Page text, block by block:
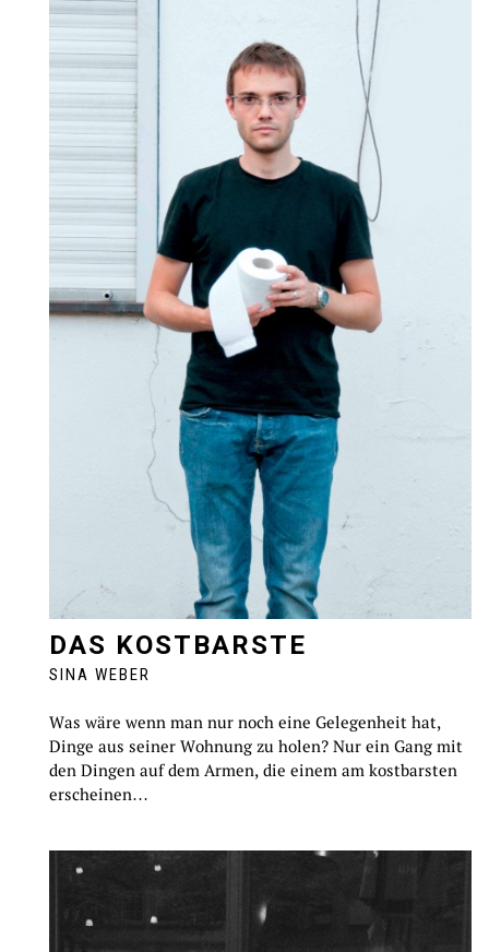
DAS KOSTBARSTE
SINA WEBER
Was wäre wenn man nur noch eine Gelegenheit hat,
Dinge aus seiner Wohnung zu holen? Nur ein Gang mit
den Dingen auf dem Armen, die einem am kostbarsten
erscheinen…